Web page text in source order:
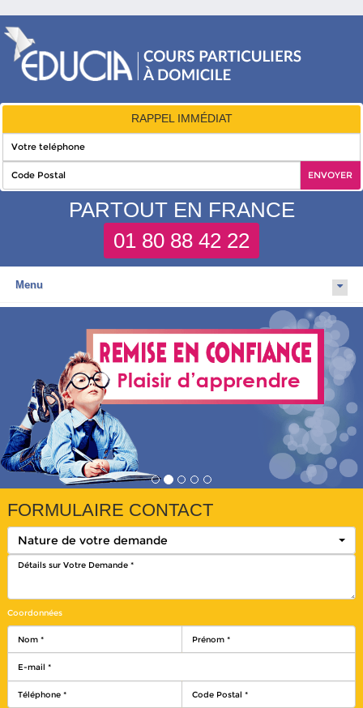
RAPPEL IMMÉDIAT
PARTOUT EN FRANCE
01 80 88 42 22
Menu
FORMULAIRE CONTACT
Nature de votre demande
Coordonnées